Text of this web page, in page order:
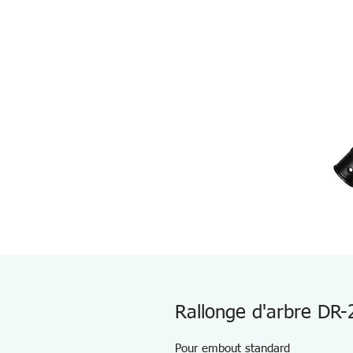
Rallonge d'arbre DR-
Pour embout standard